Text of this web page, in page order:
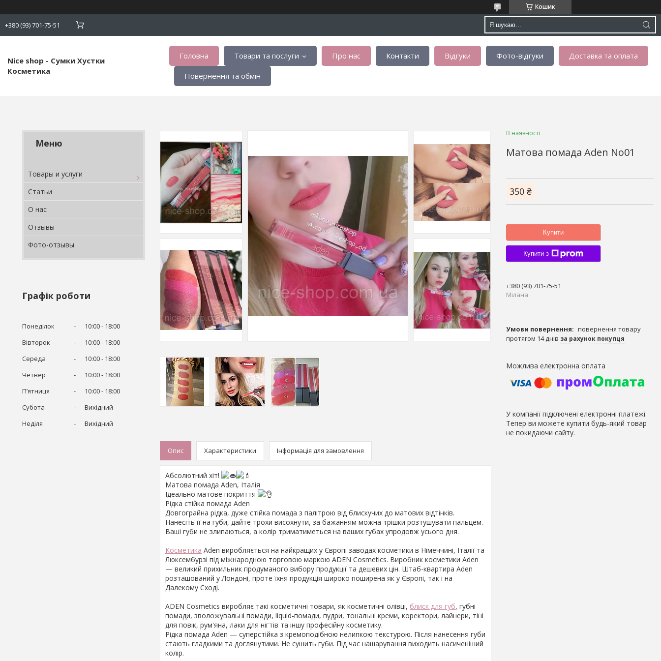
Кошик
+380 (93) 701-75-51
Nice shop - Сумки Хустки
Косметика
Головна Товари та послуги Про нас Контакти Відгуки Фото-відгуки Доставка та оплата
Повернення та обмін
Товары и услуги
Статьи
О нас
Отзывы
Фото-отзывы
Графік роботи
Понеділок 10:00
18:00
Вівторок
10:00
18:00
Середа
10:00
18:00
Четвер
10:00
18:00
Пʼятниця
10:00
18:00
Субота
Вихідний
Неділя
Вихідний
Опис Характеристики Інформація для замовлення
Абсолютний хіт!
Матова помада Aden, Італія
Ідеально матове покриття
Рідка стійка помада Aden
Довгограйна рідка, дуже стійка помада з палітрою від блискучих до матових відтінків.
Нанесіть її на губи, дайте трохи висохнути, за бажанням можна трішки розтушувати пальцем.
Ваші губи не злипаються, а колір триматиметься на ваших губах упродовж усього дня.
Косметика Aden виробляється на найкращих у Європі заводах косметики в Німеччині, Італії та
Люксембурзі під міжнародною торговою маркою ADEN Cosmetics. Виробник косметики Aden
— великий прихильник продуманого вибору продукції та дешевих цін. Штаб-квартира Aden
розташований у Лондоні, проте їхня продукція широко поширена як у Європі, так і на
Далекому Сході.
ADEN Cosmetics виробляє такі косметичні товари, як косметичні олівці, блиск для губ, губні
помади, зволожувальні помади, liquid-помади, пудри, тональні креми, коректори, лайнери, тіні
для повік, рум'яна, лаки для нігтів та іншу професійну косметику.
Рідка помада Aden — суперстійка з кремоподібною нелипкою текстурою. Після нанесення губи
стають гладкими та доглянутими. Не сушить губи. Під час нашарування виходить насиченіший
колір.
В наявності
Матова помада Aden No01
350 ₴
Купити
Купити з
+380 (93) 701-75-51
Мілана
повернення товару
протягом 14 днів за рахунок покупця
У компанії підключені електронні платежі.
Тепер ви можете купити будь-який товар
не покидаючи сайту.